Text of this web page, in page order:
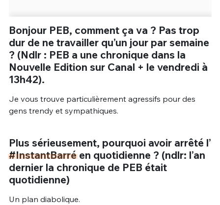
Bonjour PEB, comment ça va ? Pas trop
dur de ne travailler qu’un jour par semaine
? (Ndlr : PEB a une chronique dans la
Nouvelle Edition sur Canal + le vendredi à
13h42).
Je vous trouve particulièrement agressifs pour des
gens trendy et sympathiques.
Plus sérieusement, pourquoi avoir arrêté l’
#InstantBarréen quotidienne ? (ndlr: l’an
dernier la chronique de PEB était
quotidienne)
Un plan diabolique.